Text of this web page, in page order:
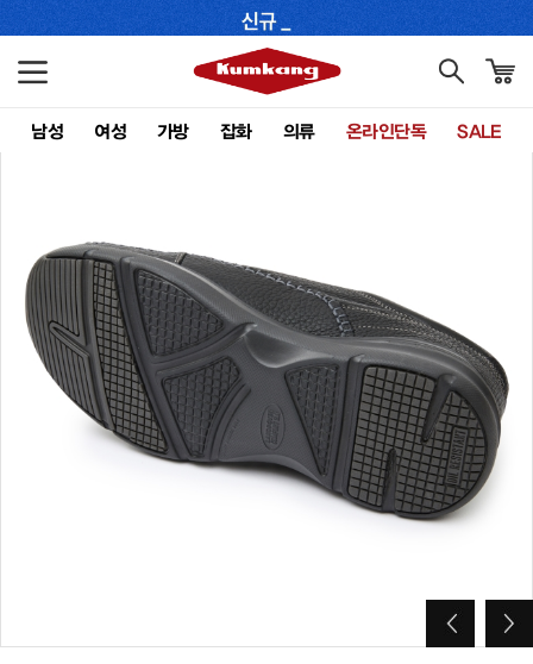
남성 여성 가방 잡화 의류 온라인단독 SALE